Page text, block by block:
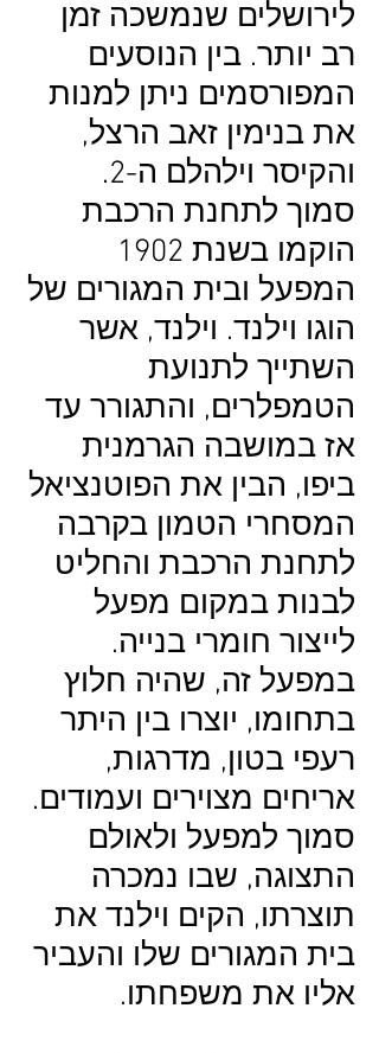
לירושלים שנמשכה זמן
רב יותר. בין הנוסעים
המפורסמים ניתן למנות
את בנימין זאב הרצל,
והקיסר וילהלם ה-2.
סמוך לתחנת הרכבת
הוקמו בשנת 1902
המפעל ובית המגורים של
הוגו וילנד. וילנד, אשר
השתייך לתנועת
הטמפלרים, והתגורר עד
אז במושבה הגרמנית
ביפו, הבין את הפוטנציאל
המסחרי הטמון בקרבה
לתחנת הרכבת והחליט
לבנות במקום מפעל
לייצור חומרי בנייה.
במפעל זה, שהיה חלוץ
בתחומו, יוצרו בין היתר
רעפי בטון, מדרגות,
אריחים מצוירים ועמודים.
סמוך למפעל ולאולם
התצוגה, שבו נמכרה
תוצרתו, הקים וילנד את
בית המגורים שלו והעביר
אליו את משפחתו.